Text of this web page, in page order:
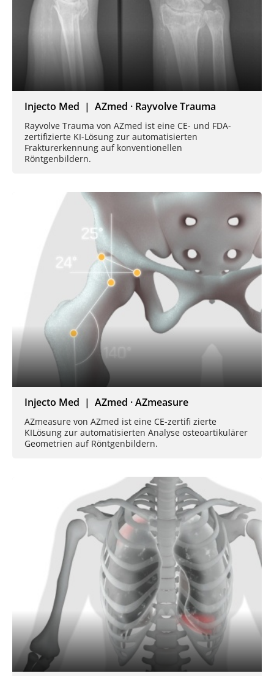
Injecto Med | AZmed · Rayvolve Trauma
Rayvolve Trauma von AZmed ist eine CE- und FDA-
zertifizierte KI-Lösung zur automatisierten
Frakturerkennung auf konventionellen
Röntgenbildern.
Injecto Med | AZmed · AZmeasure
AZmeasure von AZmed ist eine CE-zertifi zierte
KILösung zur automatisierten Analyse osteoartikulärer
Geometrien auf Röntgenbildern.